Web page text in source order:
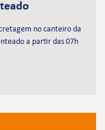
no canteiro da
a partir das 07h